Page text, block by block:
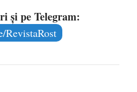
și pe Telegram:
RevistaRost